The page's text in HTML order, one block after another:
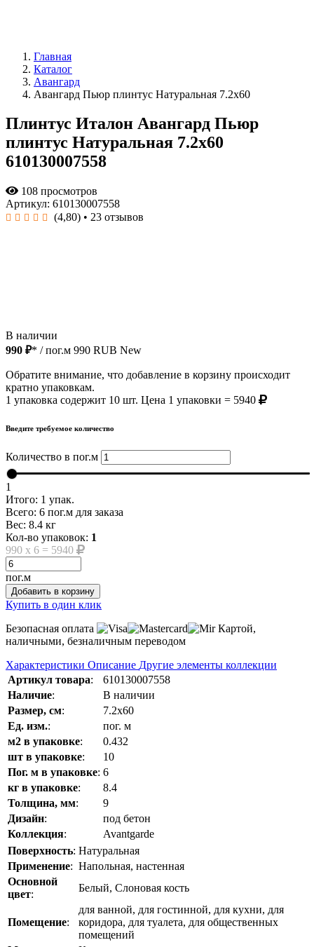
Главная
Каталог
Авангард
Авангард Пьюр плинтус Натуральная 7.2x60
Плинтус Италон Авангард Пьюр
плинтус Натуральная 7.2x60
610130007558
108 просмотров
Артикул: 610130007558
(4,80) • 23 отзывов
В наличии
990 ₽* / пог.м 990 RUB New
Обратите внимание, что добавление в корзину происходит
кратно упаковкам.
1 упаковка содержит 10 шт. Цена 1 упаковки = 5940
Введите требуемое количество
Количество в пог.м
1
Итого: 1 упак.
Всего: 6 пог.м для заказа
Вес: 8.4 кг
Кол-во упаковок: 1
990 x 6 = 5940
пог.м
Добавить в корзину
Купить в один клик
Безопасная оплата
Картой,
наличными, безналичным переводом
Характеристики Описание Другие элементы коллекции
Артикул товара:
610130007558
Наличие:
В наличии
Размер, см:
7.2x60
Ед. изм.:
пог. м
м2 в упаковке:
0.432
шт в упаковке:
10
Пог. м в упаковке: 6
кг в упаковке:
8.4
Толщина, мм:
9
Дизайн:
под бетон
Коллекция:
Avantgarde
Поверхность: Натуральная
Применение: Напольная, настенная
Основной
цвет:
Белый, Слоновая кость
Помещение:
для ванной, для гостинной, для кухни, для
коридора, для туалета, для общественных
помещений